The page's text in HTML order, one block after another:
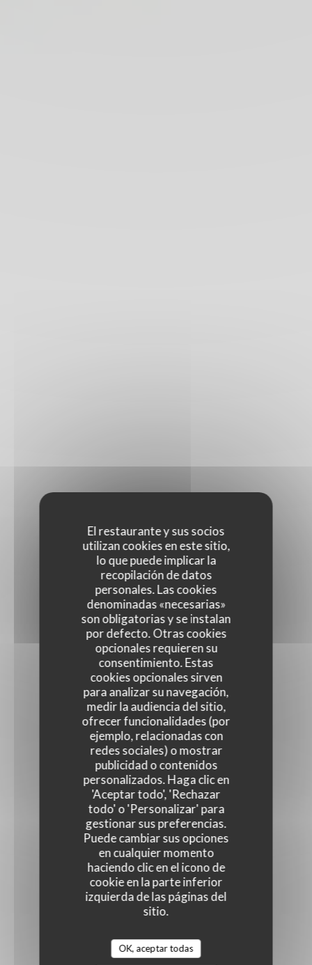
El restaurante y sus socios
utilizan cookies en este sitio,
lo que puede implicar la
recopilación de datos
personales. Las cookies
denominadas «necesarias»
son obligatorias y se instalan
por defecto. Otras cookies
opcionales requieren su
consentimiento. Estas
cookies opcionales sirven
para analizar su navegación,
medir la audiencia del sitio,
ofrecer funcionalidades (por
ejemplo, relacionadas con
redes sociales) o mostrar
publicidad o contenidos
personalizados. Haga clic en
'Aceptar todo', 'Rechazar
todo' o 'Personalizar' para
gestionar sus preferencias.
Puede cambiar sus opciones
en cualquier momento
haciendo clic en el icono de
cookie en la parte inferior
izquierda de las páginas del
sitio.
OK, aceptar todas